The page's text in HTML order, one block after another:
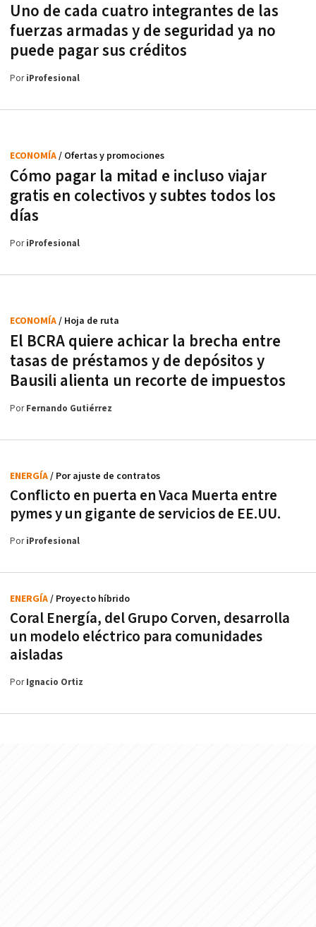
Uno de cada cuatro integrantes de las
fuerzas armadas y de seguridad ya no
puede pagar sus créditos
PoriProfesional
Cómo pagar la mitad e incluso viajar
gratis en colectivos y subtes todos los
días
ECONOMÍA/ Ofertas y promociones
PoriProfesional
El BCRA quiere achicar la brecha entre
tasas de préstamos y de depósitos y
Bausili alienta un recorte de impuestos
ECONOMÍA/ Hoja de ruta
PorFernando Gutiérrez
Conflicto en puerta en Vaca Muerta entre
pymes y un gigante de servicios de EE.UU.
ENERGÍA/ Por ajuste de contratos
PoriProfesional
Coral Energía, del Grupo Corven, desarrolla
un modelo eléctrico para comunidades
aisladas
ENERGÍA/ Proyecto híbrido
PorIgnacio Ortiz